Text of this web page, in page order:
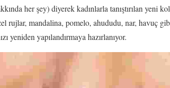
her şey) diyerek kadınlarla tanıştırılan yeni
rujlar, mandalina, pomelo, ahududu, nar, havuç
yeniden yapılandırmaya hazırlanıyor.